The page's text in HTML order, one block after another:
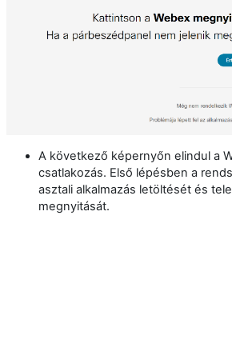
A következő képernyőn elindul a
csatlakozás. Első lépésben a
asztali alkalmazás letöltését és
megnyitását.